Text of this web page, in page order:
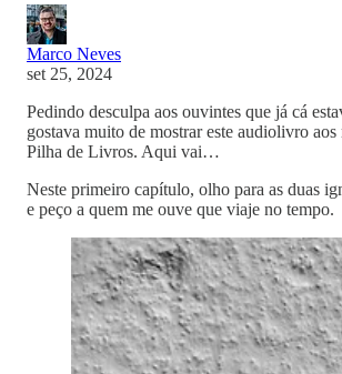
Marco Neves
set 25, 2024
Pedindo desculpa aos ouvintes que já cá
gostava muito de mostrar este audiolivro
Pilha de Livros. Aqui vai…
Neste primeiro capítulo, olho para as duas
e peço a quem me ouve que viaje no tempo.